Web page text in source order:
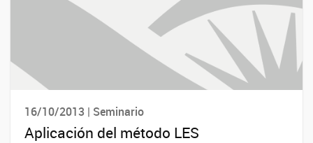
16/10/2013 | Seminario
Aplicación del método LES